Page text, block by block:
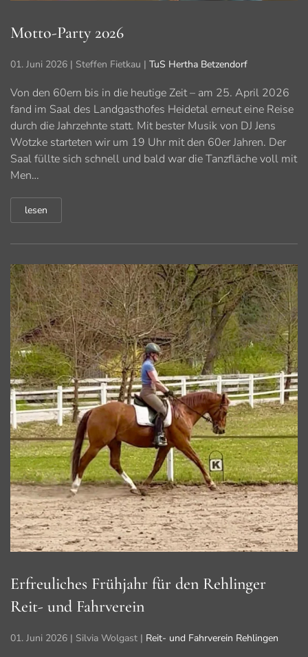
Motto-Party 2026
01. Juni 2026 | Steffen Fietkau | TuS Hertha Betzendorf
Von den 60ern bis in die heutige Zeit – am 25. April 2026
fand im Saal des Landgasthofes Heidetal erneut eine Reise
durch die Jahrzehnte statt. Mit bester Musik von DJ Jens
Wotzke starteten wir um 19 Uhr mit den 60er Jahren. Der
Saal füllte sich schnell und bald war die Tanzfläche voll mit
Men…
lesen
Erfreuliches Frühjahr für den Rehlinger
Reit- und Fahrverein
01. Juni 2026 | Silvia Wolgast | Reit- und Fahrverein Rehlingen